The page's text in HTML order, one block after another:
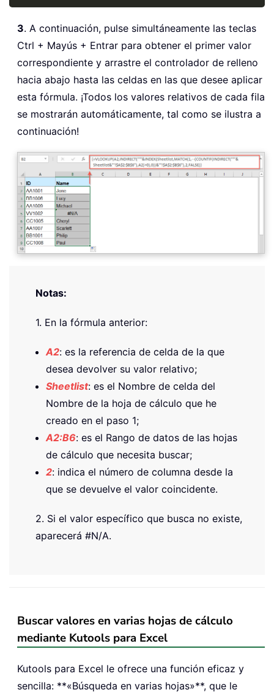
3. A continuación, pulse simultáneamente las teclas
Ctrl + Mayús + Entrar para obtener el primer valor
correspondiente y arrastre el controlador de relleno
hacia abajo hasta las celdas en las que desee aplicar
esta fórmula. ¡Todos los valores relativos de cada fila
se mostrarán automáticamente, tal como se ilustra a
continuación!
Notas:
1. En la fórmula anterior:
A2: es la referencia de celda de la que
desea devolver su valor relativo;
Sheetlist: es el Nombre de celda del
Nombre de la hoja de cálculo que he
creado en el paso 1;
A2:B6: es el Rango de datos de las hojas
de cálculo que necesita buscar;
2: indica el número de columna desde la
que se devuelve el valor coincidente.
2. Si el valor específico que busca no existe,
aparecerá #N/A.
Buscar valores en varias hojas de cálculo
mediante Kutools para Excel
Kutools para Excel le ofrece una función eficaz y
sencilla: **«Búsqueda en varias hojas»**, que le